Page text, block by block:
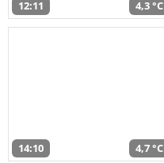
12:11 4,3 °C
14:10 4,7 °C